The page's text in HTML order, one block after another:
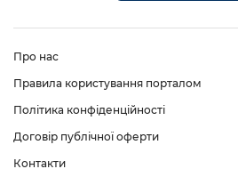
Про нас
Правила користування порталом
Політика конфіденційності
Договір публічної оферти
Контакти